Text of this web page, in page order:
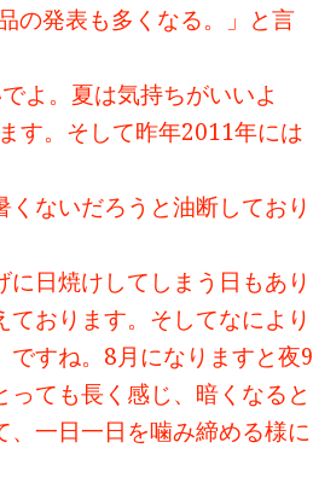
の発表も多くなる。」と言
よ。夏は気持ちがいいよ
す。そして昨年2011年には
ないだろうと油断しており
日焼けしてしまう日もあり
おります。そしてなにより
ですね。8月になりますと夜9
ても長く感じ、暗くなると
一日一日を噛み締める様に